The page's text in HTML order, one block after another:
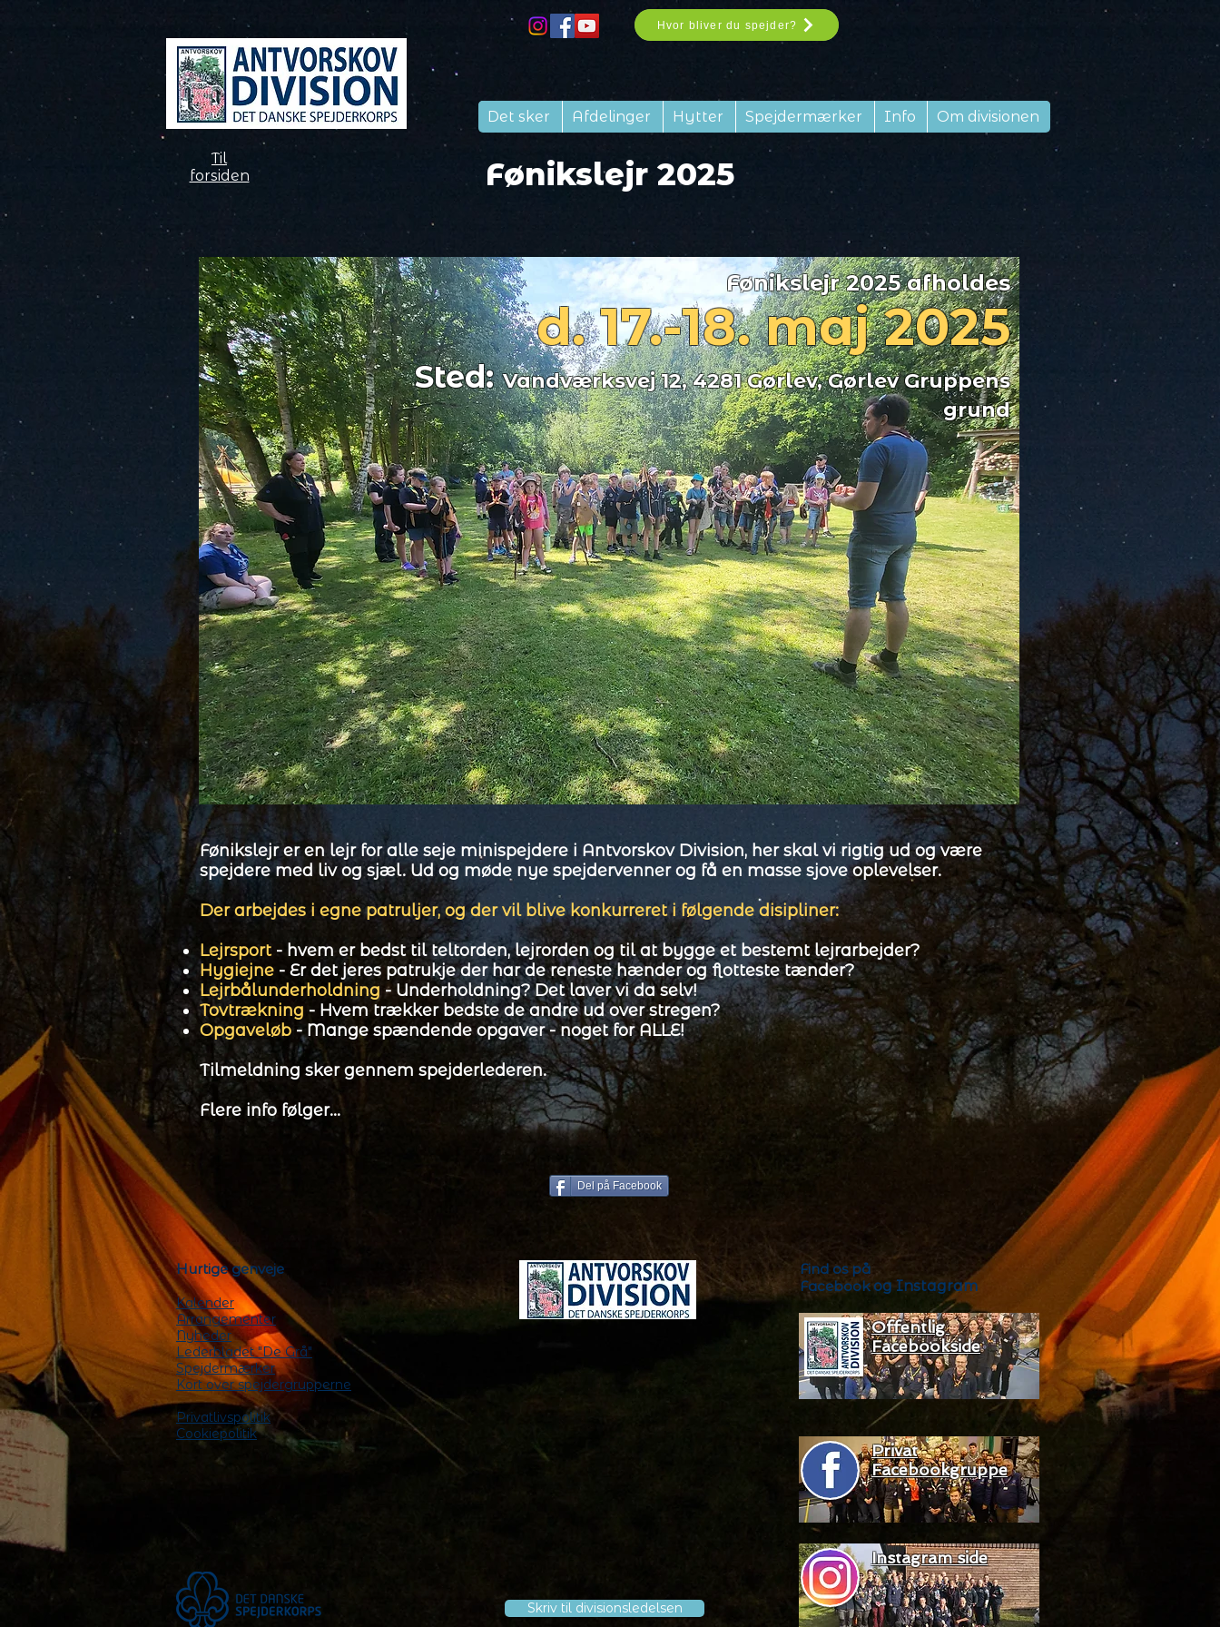
Hvor bliver du spejder?
Det sker Afdelinger Hytter Spejdermærker Info Om divisionen
Til
forsiden
Fønikslejr 2025
Fønikslejr 2025 afholdes
d. 17.-18. maj 2025
Sted:Vandværksvej 12, 4281 Gørlev, Gørlev Gruppens
grund
Fønikslejr er en lejr for alle seje minispejdere i Antvorskov Division, her skal vi rigtig ud og være
spejdere med liv og sjæl. Ud og møde nye spejdervenner og få en masse sjove oplevelser.
Der arbejdes i egne patruljer, og der vil blive konkurreret i følgende disipliner:
Lejrsport - hvem er bedst til teltorden, lejrorden og til at bygge et bestemt lejrarbejder?
Hygiejne - Er det jeres patrukje der har de reneste hænder og flotteste tænder?
Lejrbålunderholdning - Underholdning? Det laver vi da selv!
Tovtrækning - Hvem trækker bedste de andre ud over stregen?
Opgaveløb - Mange spændende opgaver - noget for ALLE!
Tilmeldning sker gennem spejderlederen.
Flere info følger...
Del på Facebook
Hurtige genveje
Kalender
Arrangementer
Nyheder
Lederbladet "De Grå"
Spejdermærker
Kort over spejdergrupperne
Privatlivspolitik
Cookiepolitik
Find os på
Facebookog Instagram
Offentlig
Facebookside
Privat
Facebookgruppe
Skriv til divisionsledelsen
Instagram side